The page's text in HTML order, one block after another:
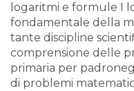
logaritmi e formule I
fondamentale della
tante discipline
comprensione delle
primaria per
di problemi